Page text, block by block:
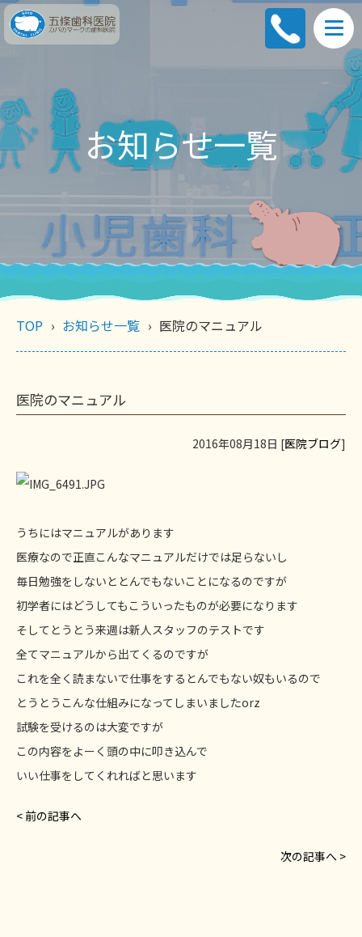
お知らせ一覧
TOP お知らせ一覧 医院のマニュアル
医院のマニュアル
2016年08月18日 [医院ブログ]
うちにはマニュアルがあります
医療なので正直こんなマニュアルだけでは足らないし
毎日勉強をしないととんでもないことになるのですが
初学者にはどうしてもこういったものが必要になります
そしてとうとう来週は新人スタッフのテストです
全てマニュアルから出てくるのですが
これを全く読まないで仕事をするとんでもない奴もいるので
とうとうこんな仕組みになってしまいましたorz
試験を受けるのは大変ですが
この内容をよーく頭の中に叩き込んで
いい仕事をしてくれればと思います
< 前の記事へ
次の記事へ >